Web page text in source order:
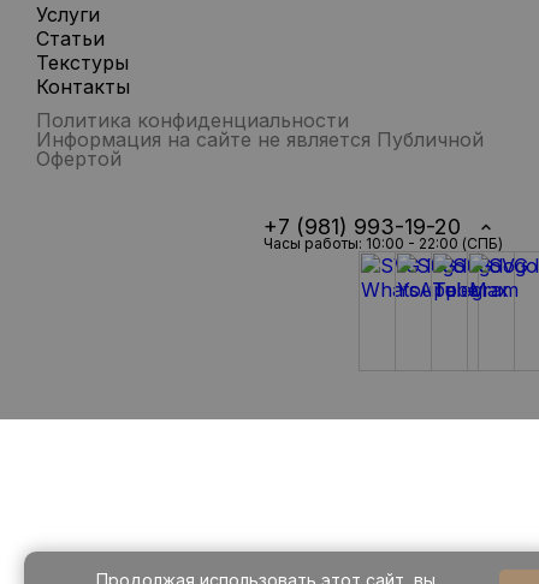
Услуги
Статьи
Текстуры
Контакты
Политика конфиденциальности
Информация на сайте не является Публичной
Офертой
+7 (981) 993-19-20
Часы работы: 10:00 - 22:00 (СПБ)
Продолжая использовать этот сайт, вы